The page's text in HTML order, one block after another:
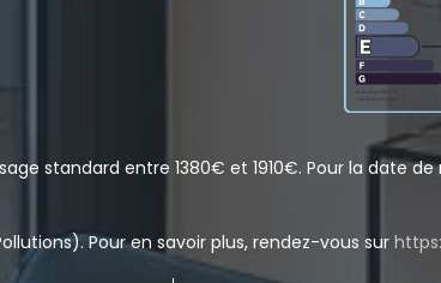
standard entre 1380€ et 1910€. Pour la date de
Pour en savoir plus, rendez-vous sur